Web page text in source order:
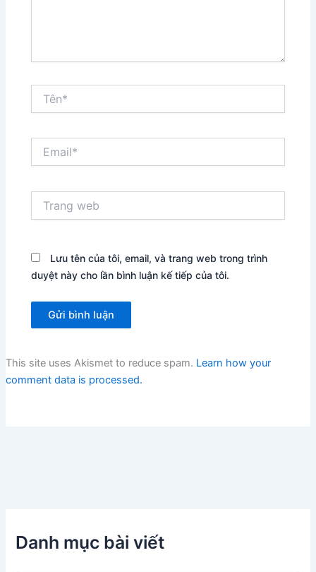
web
Lưu tên của tôi, email, và trang web trong trình
duyệt này cho lần bình luận kế tiếp của tôi.
This site uses Akismet to reduce spam. Learn how your
comment data is processed.
Danh mục bài viết